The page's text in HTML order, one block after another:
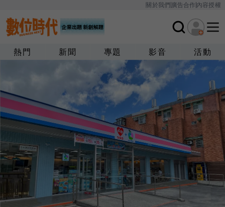
關於我們廣告合作內容授權
熱門 新聞 專題 影音 活動